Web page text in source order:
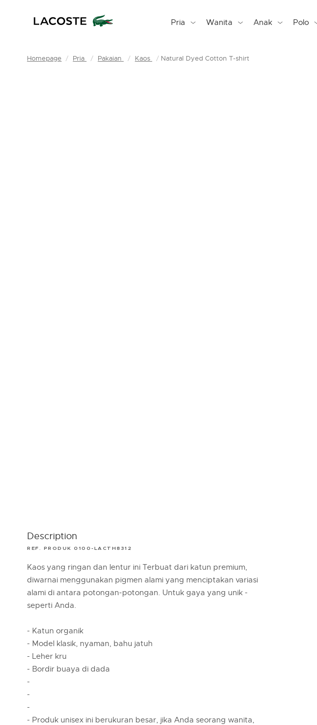
Pria Wanita Anak Polo
Homepage Pria Pakaian Kaos Natural Dyed Cotton T-shirt
Description
REF. PRODUK 0100-LACTH8312
Kaos yang ringan dan lentur ini Terbuat dari katun premium,
diwarnai menggunakan pigmen alami yang menciptakan variasi
alami di antara potongan-potongan. Untuk gaya yang unik -
seperti Anda.
- Katun organik
- Model klasik, nyaman, bahu jatuh
- Leher kru
- Bordir buaya di dada
-
-
-
- Produk unisex ini berukuran besar, jika Anda seorang wanita,